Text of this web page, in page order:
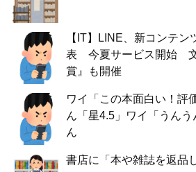
【IT】LINE、新コンテ
表 今夏サービス開始
賞』も開催
ワイ「この本面白い！評
ん「星4.5」ワイ「うん
ん
書店に「本や雑誌を返品